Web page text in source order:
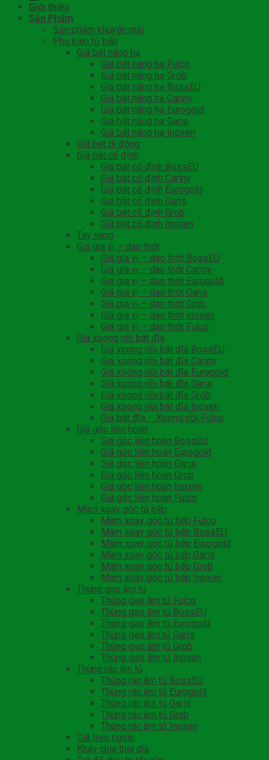
Giới thiệu
Sản Phẩm
Sản phẩm khuyến mãi
Phụ kiện tủ bếp
Giá bát nâng hạ
Giá bát nâng hạ Fulco
Giá bát nâng hạ Grob
Giá bát nâng hạ BossEU
Giá bát nâng hạ Cariny
Giá bát nâng hạ Eurogold
Giá bát nâng hạ Garis
Giá bát nâng hạ Inoxen
Giá bát di động
Giá bát cố định
Giá bát cố định BossEU
Giá bát cố định Cariny
Giá bát cố định Eurogold
Giá bát cố định Garis
Giá bát cố định Grob
Giá bát cố định Inoxen
Tay nâng
Giá gia vị – dao thớt
Giá gia vị – dao thớt BossEU
Giá gia vị – dao thớt Cariny
Giá gia vị – dao thớt Eurogold
Giá gia vị – dao thớt Garis
Giá gia vị – dao thớt Grob
Giá gia vị – dao thớt Inoxen
Giá gia vị – dao thớt Fulco
Giá xoong nồi bát đĩa
Giá xoong nồi bát đĩa BossEU
Giá xoong nồi bát đĩa Cariny
Giá xoong nồi bát đĩa Eurogold
Giá xoong nồi bát đĩa Garis
Giá xoong nồi bát đĩa Grob
Giá xoong nồi bát đĩa Inoxen
Gia bát đĩa – Xoong nồi Fulco
Giá góc liên hoàn
Giá góc liên hoàn BossEU
Giá góc liên hoàn Eurogold
Giá góc liên hoàn Garis
Giá góc liên hoàn Grob
Giá góc liên hoàn Inoxen
Giá góc liên hoàn Fulco
Mâm xoay góc tủ bếp
Mâm xoay góc tủ bếp Fulco
Mâm xoay góc tủ bếp BossEU
Mâm xoay góc tủ bếp Eurogold
Mâm xoay góc tủ bếp Garis
Mâm xoay góc tủ bếp Grob
Mâm xoay góc tủ bếp Inoxen
Thùng gạo âm tủ
Thùng gạo âm tủ Fulco
Thùng gạo âm tủ BossEU
Thùng gạo âm tủ Eurogold
Thùng gạo âm tủ Garis
Thùng gạo âm tủ Grob
Thùng gạo âm tủ Inoxen
Thùng rác âm tủ
Thùng rác âm tủ BossEU
Thùng rác âm tủ Eurogold
Thùng rác âm tủ Garis
Thùng rác âm tủ Grob
Thùng rác âm tủ Inoxen
Giá treo ngoài
Khay chia thìa dĩa